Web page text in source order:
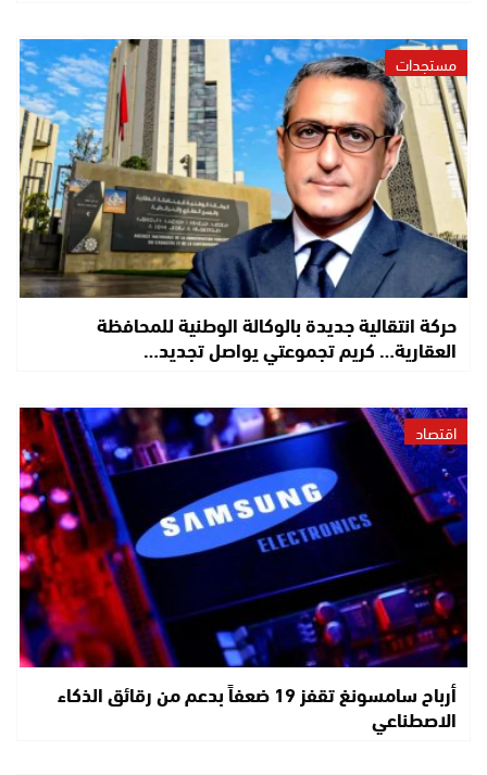
مستجدات
حركة انتقالية جديدة بالوكالة الوطنية للمحافظة
العقارية… كريم تجموعتي يواصل تجديد…
اقتصاد
أرباح سامسونغ تقفز 19 ضعفاً بدعم من رقائق الذكاء
الاصطناعي